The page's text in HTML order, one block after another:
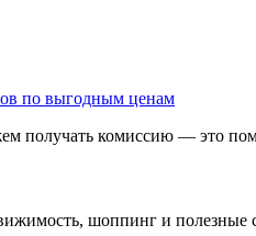
по выгодным ценам
получать комиссию — это
шоппинг и